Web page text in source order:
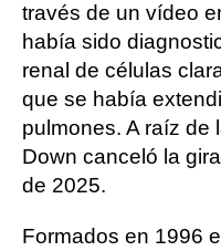
través de un vídeo
había sido
renal de células
que se había
pulmones. A raíz de
Down canceló la
de 2025.
Formados en 1996